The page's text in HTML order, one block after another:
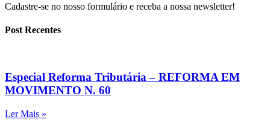
Cadastre-se no nosso formulário e receba a nossa newsletter!
Post Recentes
Especial Reforma Tributária – REFORMA EM
MOVIMENTO N. 60
Ler Mais »